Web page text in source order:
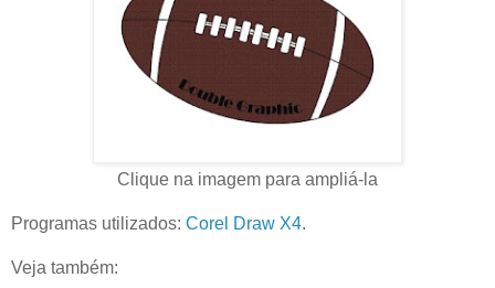
Clique na imagem para ampliá-la
Programas utilizados: Corel Draw X4.
Veja também: